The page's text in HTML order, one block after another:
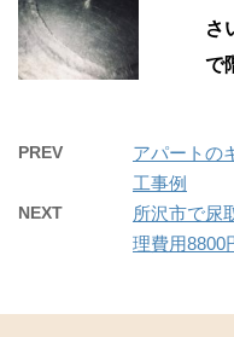
さ
で
PREV
アパートの
工事例
NEXT
所沢市で尿
理費用8800